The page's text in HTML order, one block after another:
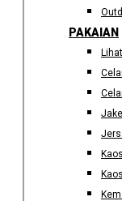
PAKAIAN
Kaos